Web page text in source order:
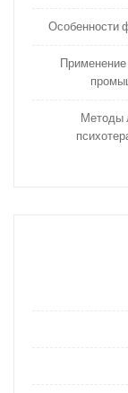
Особенности
Применение
Методы